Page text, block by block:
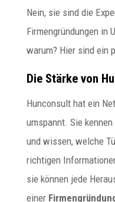
Nein, sie sind die
Firmengründungen in
warum? Hier sind ein
Die Stärke von
Hunconsult hat ein
umspannt. Sie
und wissen, welche
richtigen
sie können jede
einer